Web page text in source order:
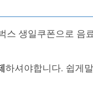
스 생일쿠폰으로 음
하셔야합니다. 쉽게